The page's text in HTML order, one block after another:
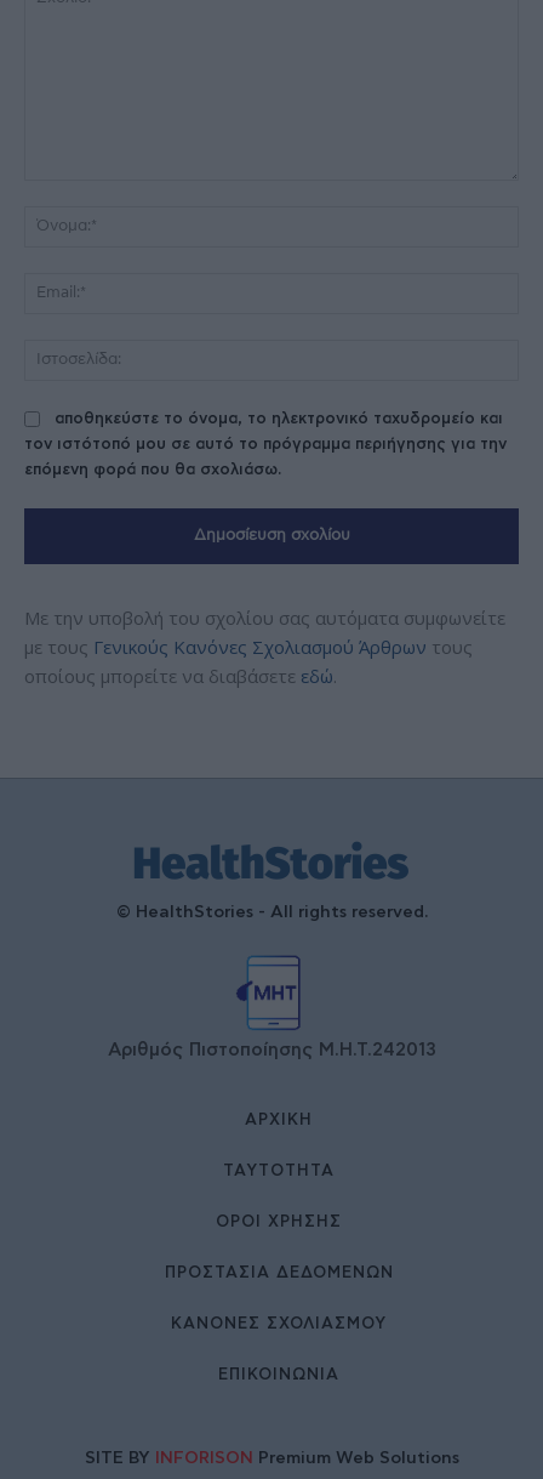
αποθηκεύστε το όνομα, το ηλεκτρονικό ταχυδρομείο και
τον ιστότοπό μου σε αυτό το πρόγραμμα περιήγησης για την
επόμενη φορά που θα σχολιάσω.
Με την υποβολή του σχολίου σας αυτόματα συμφωνείτε
με τους Γενικούς Κανόνες Σχολιασμού Άρθρων τους
οποίους μπορείτε να διαβάσετε εδώ.
© HealthStories - All rights reserved.
Αριθμός Πιστοποίησης Μ.Η.Τ.242013
ΑΡΧΙΚΉ
ΤΑΥΤΌΤΗΤΑ
ΌΡΟΙ ΧΡΉΣΗΣ
ΠΡΟΣΤΑΣΙΑ ΔΕΔΟΜΕΝΩΝ
ΚΑΝΟΝΕΣ ΣΧΟΛΙΑΣΜΟΥ
ΕΠΙΚΟΙΝΩΝΊΑ
SITE BY INFORISON Premium Web Solutions